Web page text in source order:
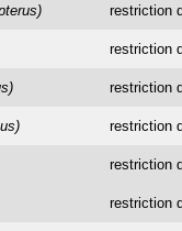
restriction
restriction
restriction
restriction
restriction
restriction